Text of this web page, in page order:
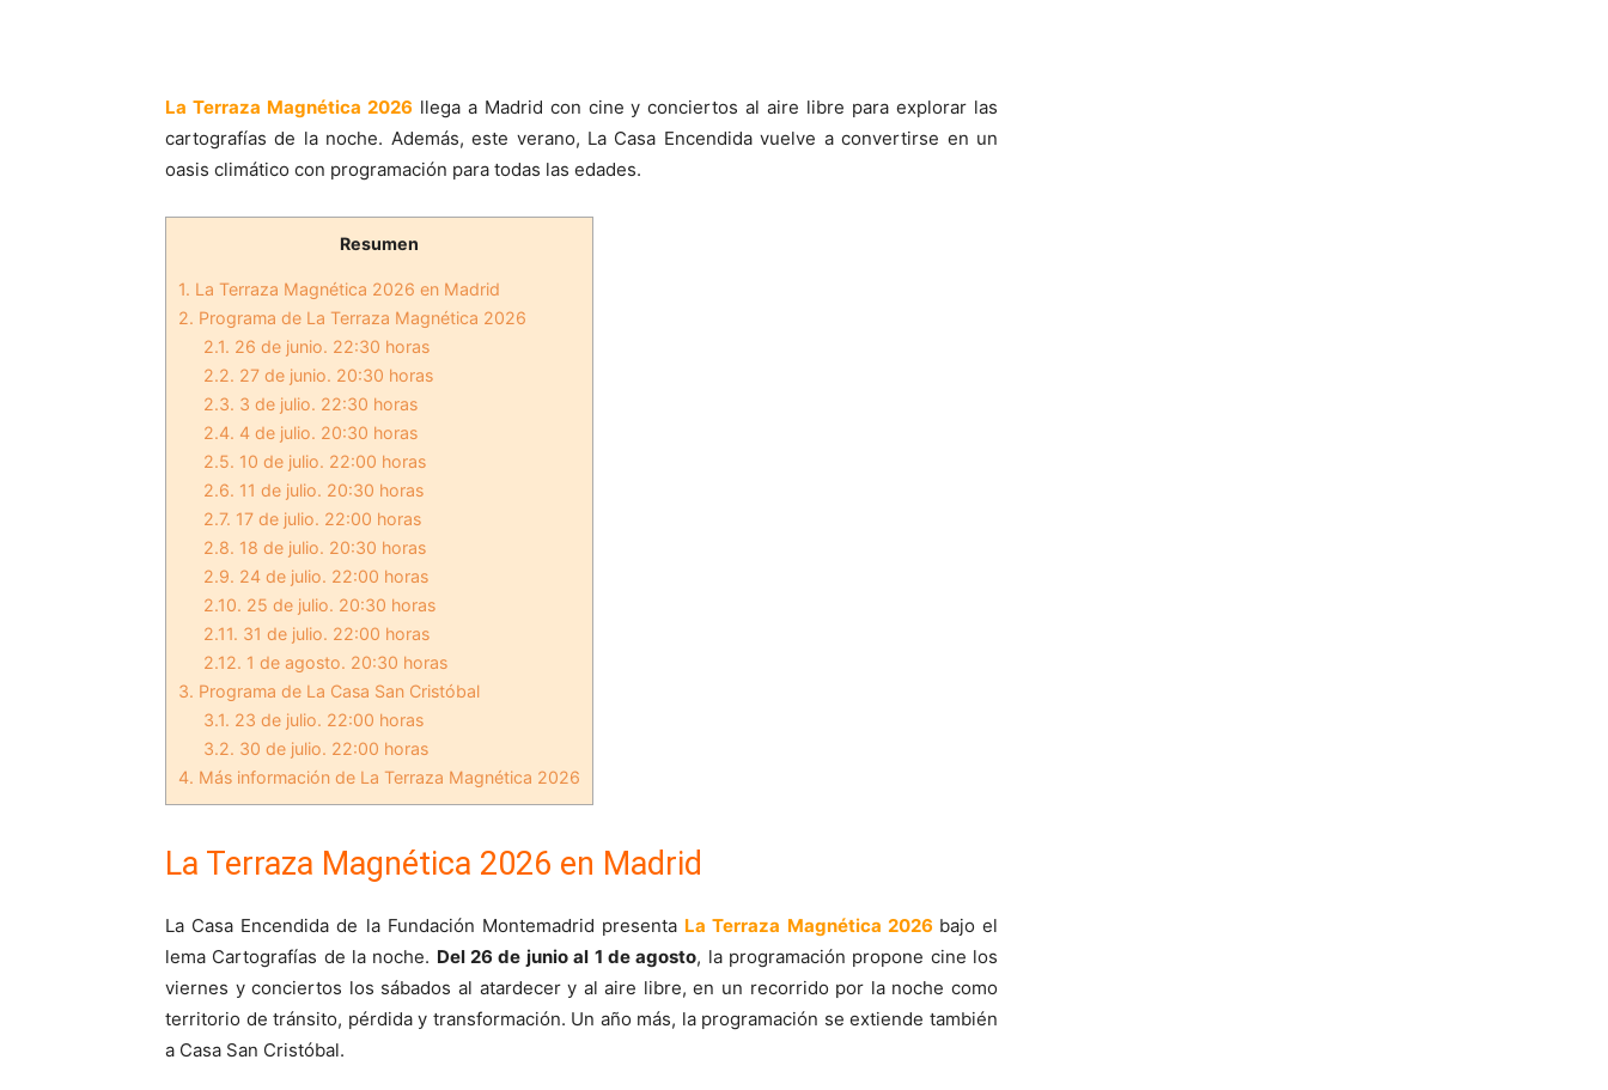
La Terraza Magnética 2026 llega a Madrid con cine y conciertos al aire libre para explorar las
cartografías de la noche. Además, este verano, La Casa Encendida vuelve a convertirse en un
oasis climático con programación para todas las edades.
Resumen
1. La Terraza Magnética 2026 en Madrid
2. Programa de La Terraza Magnética 2026
2.1. 26 de junio. 22:30 horas
2.2. 27 de junio. 20:30 horas
2.3. 3 de julio. 22:30 horas
2.4. 4 de julio. 20:30 horas
2.5. 10 de julio. 22:00 horas
2.6. 11 de julio. 20:30 horas
2.7. 17 de julio. 22:00 horas
2.8. 18 de julio. 20:30 horas
2.9. 24 de julio. 22:00 horas
2.10. 25 de julio. 20:30 horas
2.11. 31 de julio. 22:00 horas
2.12. 1 de agosto. 20:30 horas
3. Programa de La Casa San Cristóbal
3.1. 23 de julio. 22:00 horas
3.2. 30 de julio. 22:00 horas
4. Más información de La Terraza Magnética 2026
La Terraza Magnética 2026 en Madrid
La Casa Encendida de la Fundación Montemadrid presenta La Terraza Magnética 2026 bajo el
lema Cartografías de la noche. Del 26 de junio al 1 de agosto, la programación propone cine los
viernes y conciertos los sábados al atardecer y al aire libre, en un recorrido por la noche como
territorio de tránsito, pérdida y transformación. Un año más, la programación se extiende también
a Casa San Cristóbal.